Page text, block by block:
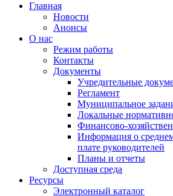
Главная
Новости
Анонсы
О нас
Режим работы
Контакты
Документы
Учредительные
Регламент
Муниципальное
Локальные
Финансово-
Информация о
плате руководителей
Планы и отчеты
Доступная среда
Ресурсы
Электронный каталог